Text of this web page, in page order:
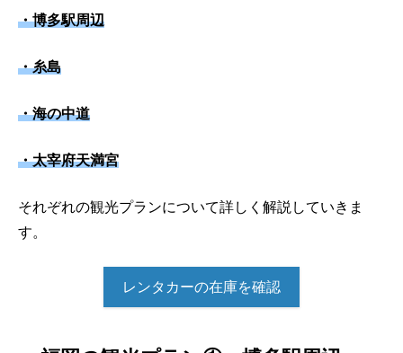
・博多駅周辺
・糸島
・海の中道
・太宰府天満宮
それぞれの観光プランについて詳しく解説していきま
す。
レンタカーの在庫を確認